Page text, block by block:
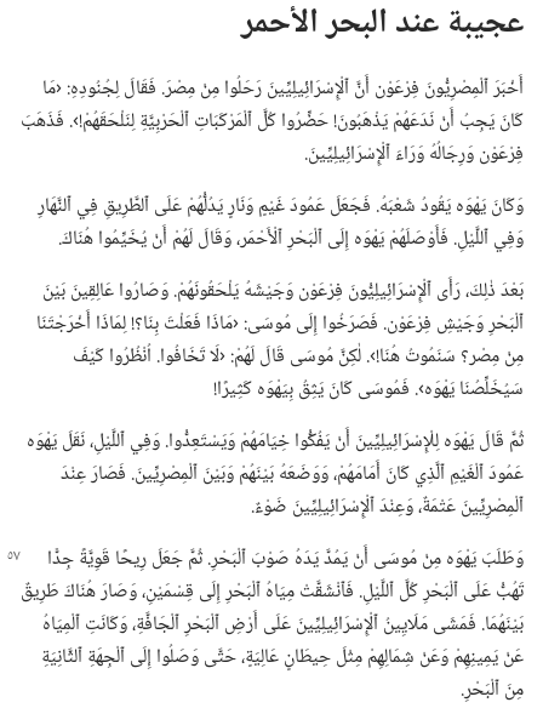
عجيبة عند البحر الأحمر
أَخْبَرَ ٱلْمِصْرِيُّونَ فِرْعَوْن أَنَّ ٱلْإِسْرَائِيلِيِّينَ رَحَلُوا مِنْ مِصْرَ.‏ فَقَالَ لِجُنُودِهِ:‏ ‹مَا
كَانَ يَجِبُ أَنْ نَدَعَهُمْ يَذْهَبُونَ!‏ حَضِّرُوا كُلَّ ٱلْمَرْكَبَاتِ ٱلْحَرْبِيَّةِ لِنَلْحَقَهُمْ!‏›.‏ فَذَهَبَ
فِرْعَوْن وَرِجَالُهُ وَرَاءَ ٱلْإِسْرَائِيلِيِّينَ.‏
وَكَانَ يَهْوَه يَقُودُ شَعْبَهُ.‏ فَجَعَلَ عَمُودَ غَيْمٍ وَنَارٍ يَدُلُّهُمْ عَلَى ٱلطَّرِيقِ فِي ٱلنَّهَارِ
وَفِي ٱللَّيْلِ.‏ فَأَوْصَلَهُمْ يَهْوَه إِلَى ٱلْبَحْرِ ٱلْأَحْمَر،‏ وَقَالَ لَهُمْ أَنْ يُخَيِّمُوا هُنَاكَ.‏
بَعْدَ ذٰلِكَ،‏ رَأَى ٱلْإِسْرَائِيلِيُّونَ فِرْعَوْن وَجَيْشَهُ يَلْحَقُونَهُمْ.‏ وَصَارُوا عَالِقِينَ بَيْنَ
ٱلْبَحْرِ وَجَيْشِ فِرْعَوْن.‏ فَصَرَخُوا إِلَى مُوسَى:‏ ‹مَاذَا فَعَلْتَ بِنَا؟‏!‏ لِمَاذَا أَخْرَجْتَنَا
مِنْ مِصْر؟‏ سَنَمُوتُ هُنَا!‏›.‏ لٰكِنَّ مُوسَى قَالَ لَهُمْ:‏ ‹لَا تَخَافُوا.‏ اُنْظُرُوا كَيْفَ
سَيُخَلِّصُنَا يَهْوَه›.‏ فَمُوسَى كَانَ يَثِقُ بِيَهْوَه كَثِيرًا!‏
ثُمَّ قَالَ يَهْوَه لِلْإِسْرَائِيلِيِّينَ أَنْ يَفُكُّوا خِيَامَهُمْ وَيَسْتَعِدُّوا.‏ وَفِي ٱللَّيْلِ،‏ نَقَلَ يَهْوَه
عَمُودَ ٱلْغَيْمِ ٱلَّذِي كَانَ أَمَامَهُمْ،‏ وَوَضَعَهُ بَيْنَهُمْ وَبَيْنَ ٱلْمِصْرِيِّينَ.‏ فَصَارَ عِنْدَ
ٱلْمِصْرِيِّينَ عَتْمَةٌ،‏ وَعِنْدَ ٱلْإِسْرَائِيلِيِّينَ ضَوْءٌ.‏
وَطَلَبَ يَهْوَه مِنْ مُوسَى أَنْ يَمُدَّ يَدَهُ صَوْبَ ٱلْبَحْرِ.‏ ثُمَّ جَعَلَ رِيحًا قَوِيَّةً جِدًّا
تَهُبُّ عَلَى ٱلْبَحْرِ كُلَّ ٱللَّيْلِ.‏ فَٱنْشَقَّتْ مِيَاهُ ٱلْبَحْرِ إِلَى قِسْمَيْنِ،‏ وَصَارَ هُنَاكَ طَرِيقٌ
بَيْنَهُمَا.‏ فَمَشَى مَلَايِينُ ٱلْإِسْرَائِيلِيِّينَ عَلَى أَرْضِ ٱلْبَحْرِ ٱلْجَافَّةِ،‏ وَكَانَتِ ٱلْمِيَاهُ
عَنْ يَمِينِهِمْ وَعَنْ شِمَالِهِمْ مِثْلَ حِيطَانٍ عَالِيَةٍ،‏ حَتَّى وَصَلُوا إِلَى ٱلْجِهَةِ ٱلثَّانِيَةِ
مِنَ ٱلْبَحْرِ.‏